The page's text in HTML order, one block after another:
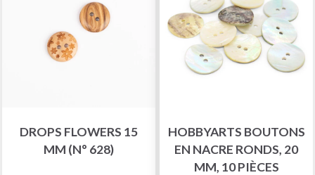
DROPS FLOWERS 15
MM (N° 628)
HOBBYARTS BOUTONS
EN NACRE RONDS, 20
MM, 10 PIÈCES